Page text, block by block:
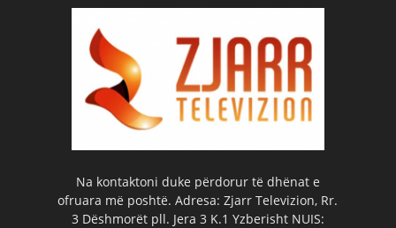
Na kontaktoni duke përdorur të dhënat e
ofruara më poshtë. Adresa: Zjarr Televizion, Rr.
3 Dëshmorët pll. Jera 3 K.1 Yzberisht NUIS: